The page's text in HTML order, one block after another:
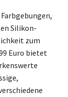
Silikon-
zum
Euro bietet